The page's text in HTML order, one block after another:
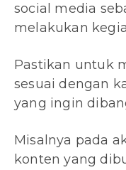
social media
melakukan
Pastikan untuk
sesuai dengan
yang ingin
Misalnya pada
konten yang